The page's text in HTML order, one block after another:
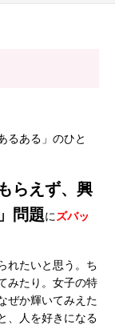
るある」のひと
らえず、興
問題に ズバッ
れたいと思う。ち
みたり。女子の特
ぜか輝いてみえた
、人を好きになる